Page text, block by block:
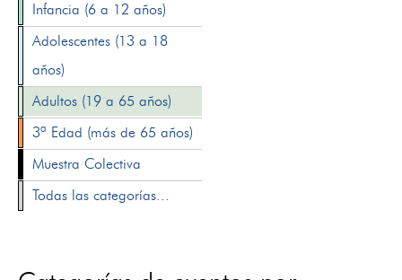
Infancia (6 a 12 años)
Adolescentes (13 a 18
años)
Adultos (19 a 65 años)
3ª Edad (más de 65 años)
Muestra Colectiva
Todas las categorías...